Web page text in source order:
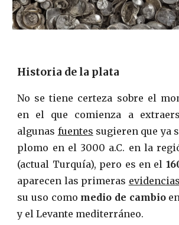
Historia de la plata
No se tiene certeza sobre el
en el que comienza a
algunas fuentes sugieren que ya
plomo en el 3000 a.C. en la
(actual Turquía), pero es en el
aparecen las primeras
su uso como medio de cambio
y el Levante mediterráneo.